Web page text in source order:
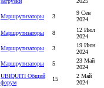
Маршрутизаторы 3
9 Сен
2024
Маршрутизаторы 8
12 Июл
2024
Маршрутизаторы 3
19 Июн
2024
Маршрутизаторы 5
23 Май
2024
UBIQUITI Общий
форум
15
2 Май
2024